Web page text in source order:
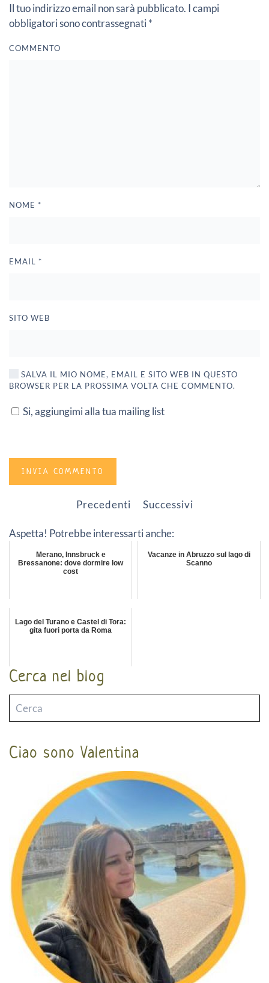
Il tuo indirizzo email non sarà pubblicato. I campi
obbligatori sono contrassegnati*
COMMENTO
NOME *
EMAIL *
SITO WEB
SALVA IL MIO NOME, EMAIL E SITO WEB IN QUESTO
BROWSER PER LA PROSSIMA VOLTA CHE COMMENTO.
Si, aggiungimi alla tua mailing list
INVIA COMMENTO
Precedenti Successivi
Aspetta! Potrebbe interessarti anche:
Merano, Innsbruck e
Bressanone: dove dormire low
cost
Vacanze in Abruzzo sul lago di
Scanno
Lago del Turano e Castel di Tora:
gita fuori porta da Roma
Cerca nel blog
Ciao sono Valentina